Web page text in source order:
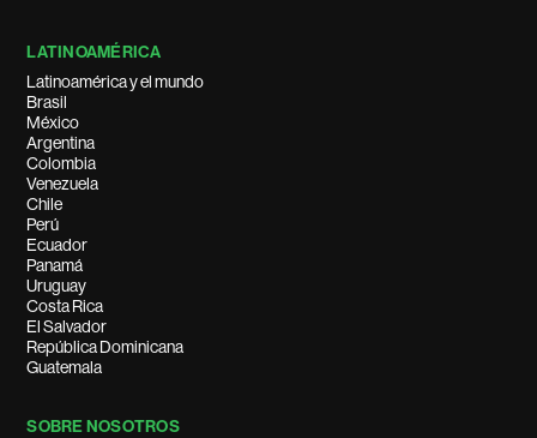
LATINOAMÉRICA
Latinoamérica y el mundo
Brasil
México
Argentina
Colombia
Venezuela
Chile
Perú
Ecuador
Panamá
Uruguay
Costa Rica
El Salvador
República Dominicana
Guatemala
SOBRE NOSOTROS